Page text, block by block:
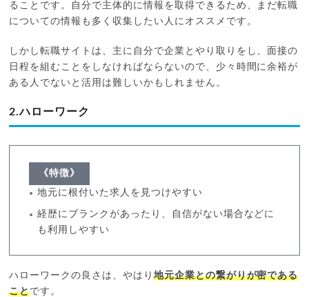
ることです。自分で主体的に情報を取得できるため、まだ転職
についての情報も多く収集したい人にオススメです。
しかし転職サイトは、主に自分で企業とやり取りをし、面接の
日程を組むことをしなければならないので、少々時間に余裕が
ある人でないと活用は難しいかもしれません。
2.ハローワーク
《特徴》
地元に根付いた求人を見つけやすい
経歴にブランクがあったり、自信がない場合などに
も利用しやすい
ハローワークの良さは、やはり 地元企業との繋がりが密である
ことです。